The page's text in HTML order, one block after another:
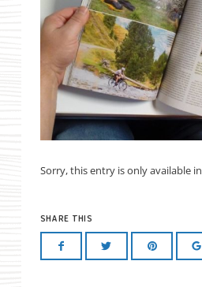
Sorry, this entry is only available in
SHARE THIS